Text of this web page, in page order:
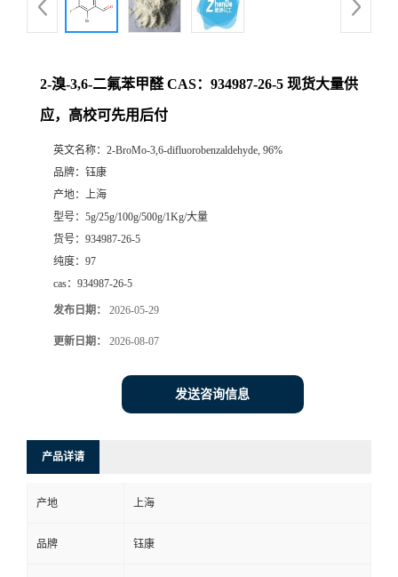
2-溴-3,6-二氟苯甲醛 CAS：934987-26-5 现货大量供
应，高校可先用后付
英文名称： 2-BroMo-3,6-difluorobenzaldehyde, 96%
品牌： 钰康
产地： 上海
型号： 5g/25g/100g/500g/1Kg/大量
货号： 934987-26-5
纯度： 97
cas： 934987-26-5
发布日期： 2026-05-29
更新日期： 2026-08-07
发送咨询信息
产品详请
产地 上海
品牌 钰康